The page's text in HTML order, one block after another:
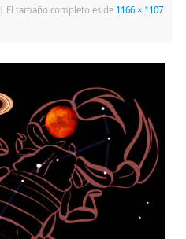
El tamaño completo es de 1166 × 1107